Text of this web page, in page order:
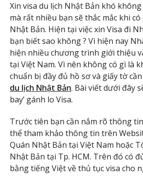
Xin visa du lịch Nhật Bản khó
mà rất nhiều bạn sẽ thắc mắc khi
Nhật Bản. Hiện tại việc xin Visa đi
bạn biết sao không ? Vì hiện nay
hiện nhiều chương trình giới thiệu
tại Việt Nam. Vì nên không có gì là
chuẩn bị đầy đủ hồ sơ và giấy tờ
du lịch Nhật Bản. Bài viết dưới đây
bay’ gánh lo Visa.
Trước tiên bạn cần nắm rõ thông
thể tham khảo thông tin trên
Quán Nhật Bản tại Việt Nam hoặc
Nhật Bản tại Tp. HCM. Trên đó có
bằng tiếng Việt về thủ tục visa cho